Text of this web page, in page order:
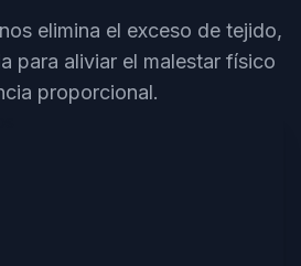
elimina el exceso de tejido,
para aliviar el malestar físico
proporcional.